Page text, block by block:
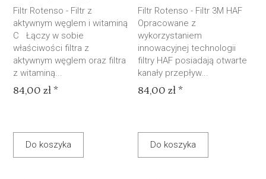
Filtr Rotenso - Filtr z
aktywnym węglem i witaminą
C Łączy w sobie
właściwości filtra z
aktywnym węglem oraz filtra
z witaminą...
84,00 zł *
Do koszyka
Filtr Rotenso - Filtr 3M HAF
Opracowane z
wykorzystaniem
innowacyjnej technologii
filtry HAF posiadają otwarte
kanały przepływ...
84,00 zł *
Do koszyka